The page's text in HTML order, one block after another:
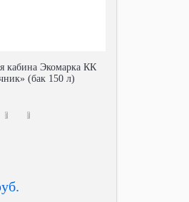
кабина Экомарка КК
(бак 150 л)